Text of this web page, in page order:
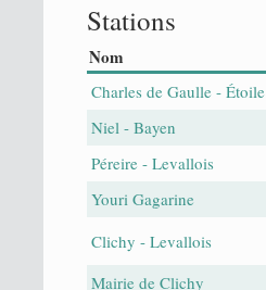
Stations
Nom
Charles de Gaulle - Étoile
Niel - Bayen
Péreire - Levallois
Youri Gagarine
Clichy - Levallois
Mairie de Clichy